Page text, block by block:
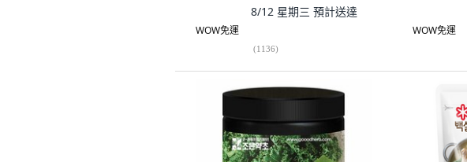
8/12 星期三 預計送達
WOW免運
(1136)
WOW免運